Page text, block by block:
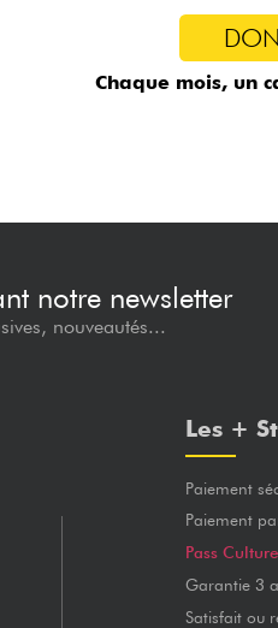
Chaque mois, un
notre newsletter
nouveautés...
Les +
Paiement
Paiement
Pass Culture
Garantie 3
Satisfait ou